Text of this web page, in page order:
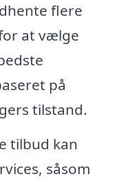
flere
at vælge
på
tilstand.
tilbud kan
såsom